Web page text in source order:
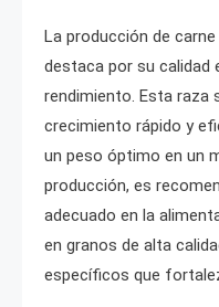
La producción de
destaca por su calidad
rendimiento. Esta raza
crecimiento rápido y
un peso óptimo en un
producción, es
adecuado en la
en granos de alta
específicos que